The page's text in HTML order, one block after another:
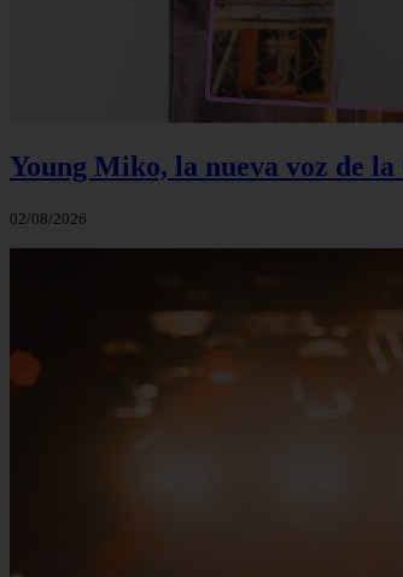
Young Miko, la nueva voz de
02/08/2026